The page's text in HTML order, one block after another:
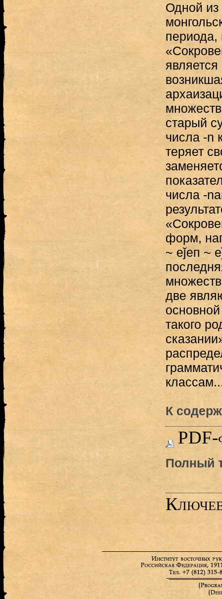
Одной из
периода,
старый
числа -n
теряет
числа -
форм,
~ еǰeп ~
две
такого
К
PDF-
Полный